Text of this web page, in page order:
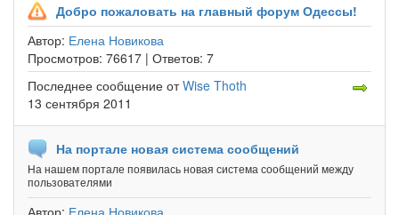
Добро пожаловать на главный форум Одессы!
Автор: Елена Новикова
Просмотров: 76617 | Ответов: 7
Последнее сообщение отWise Thoth
13 сентября 2011
На портале новая система сообщений
На нашем портале появилась новая система сообщений между
пользователями
Автор: Елена Новикова